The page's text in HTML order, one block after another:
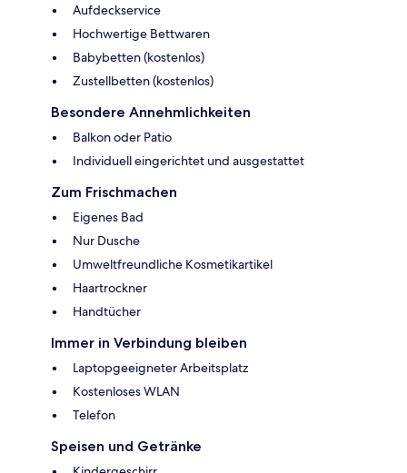
Aufdeckservice
Hochwertige Bettwaren
Babybetten (kostenlos)
Zustellbetten (kostenlos)
Besondere Annehmlichkeiten
Balkon oder Patio
Individuell eingerichtet und ausgestattet
Zum Frischmachen
Eigenes Bad
Nur Dusche
Umweltfreundliche Kosmetikartikel
Haartrockner
Handtücher
Immer in Verbindung bleiben
Laptopgeeigneter Arbeitsplatz
Kostenloses WLAN
Telefon
Speisen und Getränke